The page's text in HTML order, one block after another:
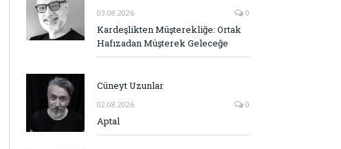
03.08.2026 0
Kardeşlikten Müşterekliğe: Ortak
Hafızadan Müşterek Geleceğe
Cüneyt Uzunlar
02.08.2026 0
Aptal